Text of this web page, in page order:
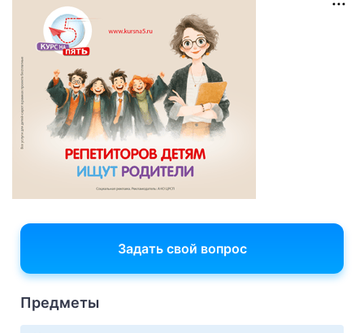
Задать свой вопрос
Предметы